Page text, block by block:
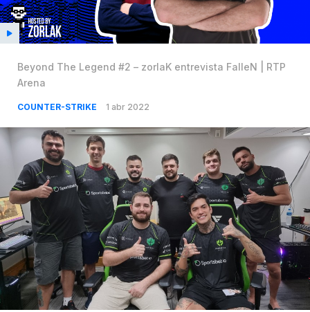
Beyond The Legend #2 – zorlaK entrevista FalleN | RTP
Arena
COUNTER-STRIKE 1 abr 2022